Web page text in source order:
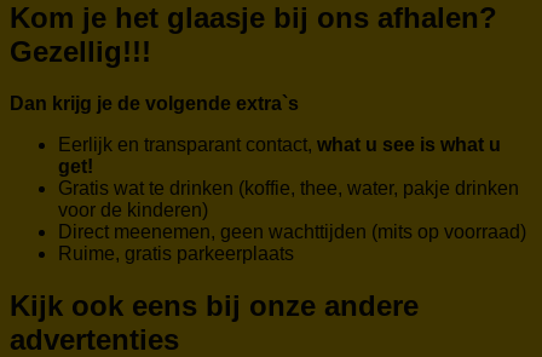
Kom je het glaasje bij ons afhalen?
Gezellig!!!
Dan krijg je de volgende extra`s
Eerlijk en transparant contact, what u see is what u
get!
Gratis wat te drinken (koffie, thee, water, pakje drinken
voor de kinderen)
Direct meenemen, geen wachttijden (mits op voorraad)
Ruime, gratis parkeerplaats
Kijk ook eens bij onze andere
advertenties